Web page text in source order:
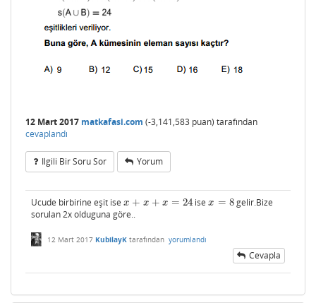
12 Mart 2017 matkafasi.com (-3,141,583 puan) tarafından
cevaplandı
Ilgili Bir Soru Sor Yorum
Ucude birbirine eşit ise x + x + x = 24
x+ x+ x= 24 isex = 8
x= 8
gelir.Bize
sorulan 2x olduguna göre..
12 Mart 2017 KubilayK tarafından yorumlandı
Cevapla